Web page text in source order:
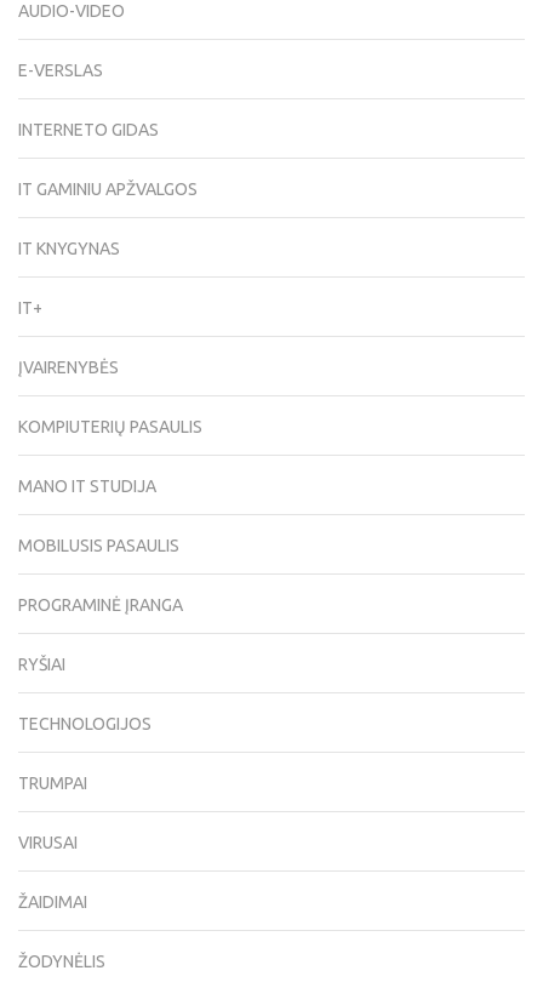
AUDIO-VIDEO
E-VERSLAS
INTERNETO GIDAS
IT GAMINIU APŽVALGOS
IT KNYGYNAS
IT+
ĮVAIRENYBĖS
KOMPIUTERIŲ PASAULIS
MANO IT STUDIJA
MOBILUSIS PASAULIS
PROGRAMINĖ ĮRANGA
RYŠIAI
TECHNOLOGIJOS
TRUMPAI
VIRUSAI
ŽAIDIMAI
ŽODYNĖLIS